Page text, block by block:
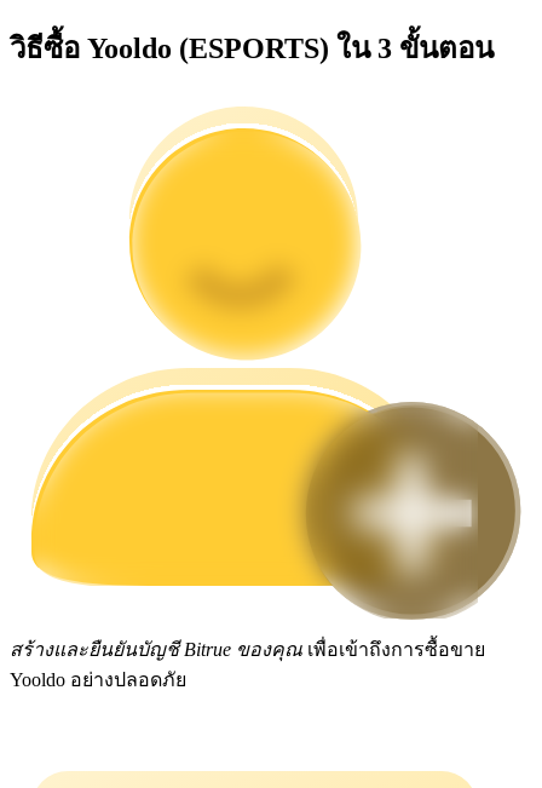
กลยุทธ์การซื้อขาย
เรียนรู้วิธีการรักษาผลกำไร
ได้รับ
วิธีซื้อ Yooldo (ESPORTS) ใน 3 ขั้นตอน
สร้างและยืนยันบัญชี Bitrue ของคุณ เพื่อเข้าถึงการซื้อขาย
Yooldo อย่างปลอดภัย